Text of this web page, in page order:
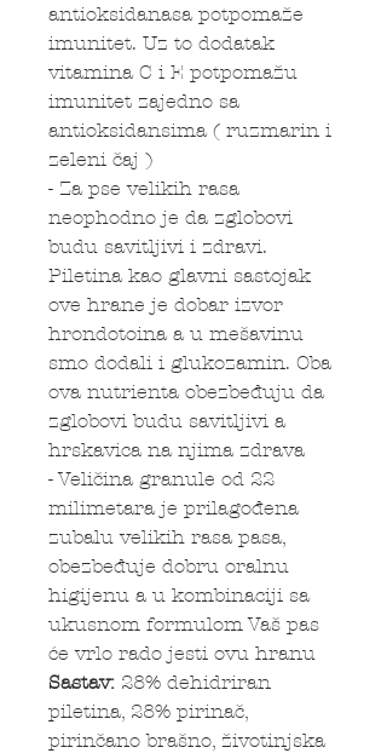
antioksidanasa potpomaže
imunitet. Uz to dodatak
vitamina C i E potpomažu
imunitet zajedno sa
antioksidansima ( ruzmarin i
zeleni čaj )
- Za pse velikih rasa
neophodno je da zglobovi
budu savitljivi i zdravi.
Piletina kao glavni sastojak
ove hrane je dobar izvor
hrondotoina a u mešavinu
smo dodali i glukozamin. Oba
ova nutrienta obezbeđuju da
zglobovi budu savitljivi a
hrskavica na njima zdrava
- Veličina granule od 22
milimetara je prilagođena
zubalu velikih rasa pasa,
obezbeđuje dobru oralnu
higijenu a u kombinaciji sa
ukusnom formulom Vaš pas
će vrlo rado jesti ovu hranu
Sastav: 28% dehidriran
piletina, 28% pirinač,
pirinčano brašno, životinjska